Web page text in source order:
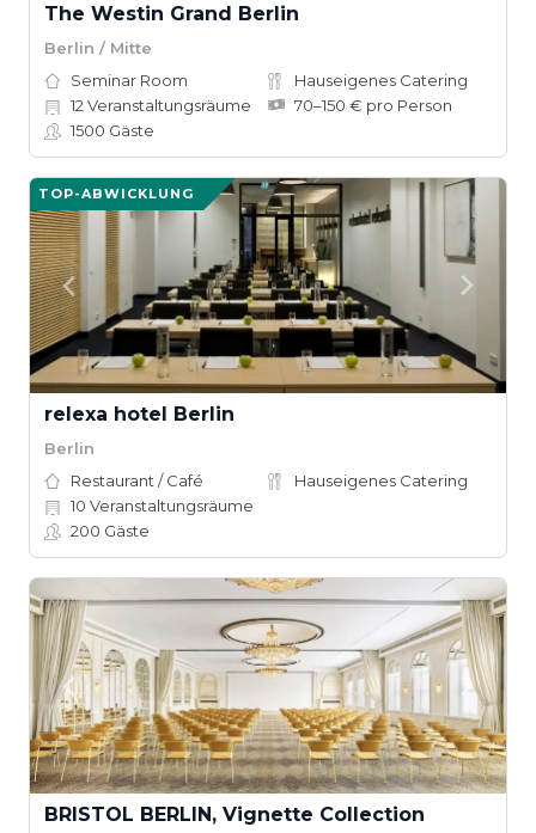
The Westin Grand Berlin
Berlin / Mitte
Seminar Room
Hauseigenes Catering
12 Veranstaltungsräume
70–150 € pro Person
1500 Gäste
TOP-ABWICKLUNG
relexa hotel Berlin
Berlin
Restaurant / Café
Hauseigenes Catering
10 Veranstaltungsräume
200 Gäste
BRISTOL BERLIN, Vignette Collection